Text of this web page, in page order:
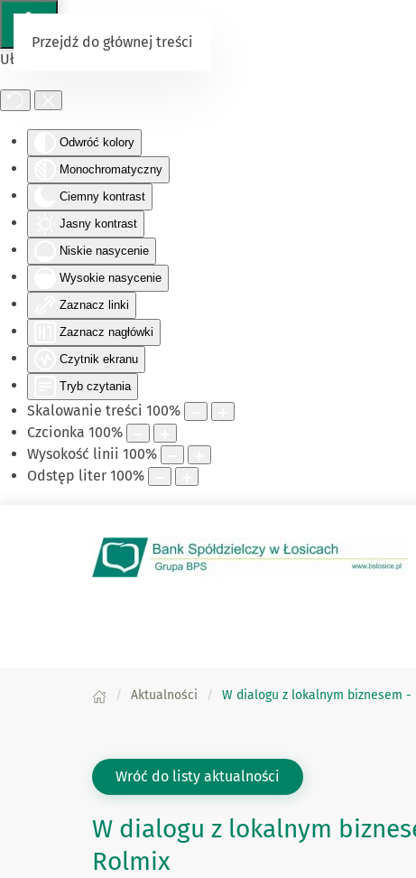
Ułatwienia dostępu
Odwróć kolory
Monochromatyczny
Ciemny kontrast
Jasny kontrast
Niskie nasycenie
Wysokie nasycenie
Zaznacz linki
Zaznacz nagłówki
Czytnik ekranu
Tryb czytania
Skalowanie treści 100%
Czcionka 100%
Wysokość linii 100%
Odstęp liter 100%
Przejdź do głównej treści
Aktualności W dialogu z lokalnym biznesem
Wróć do listy aktualności
W dialogu z lokalnym
Rolmix